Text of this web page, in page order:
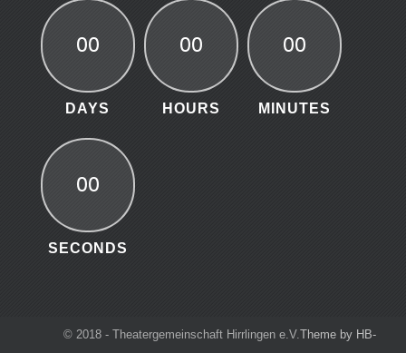
00
DAYS
00
HOURS
00
MINUTES
00
SECONDS
© 2018 - Theatergemeinschaft Hirrlingen e.V.Theme by HB-